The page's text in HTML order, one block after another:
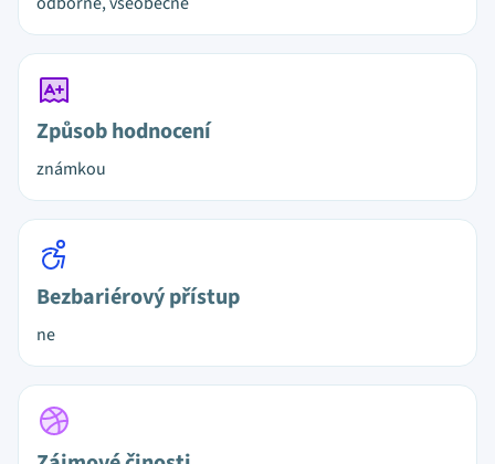
Způsob hodnocení
známkou
Bezbariérový přístup
ne